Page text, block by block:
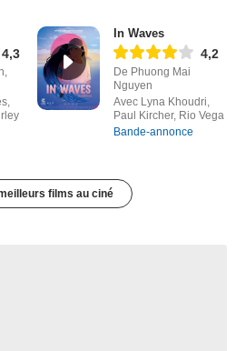
4,3
In Waves
4,2
De Phuong Mai
Nguyen
Avec Lyna Khoudri,
Paul Kircher, Rio Vega
Bande-annonce
films au ciné